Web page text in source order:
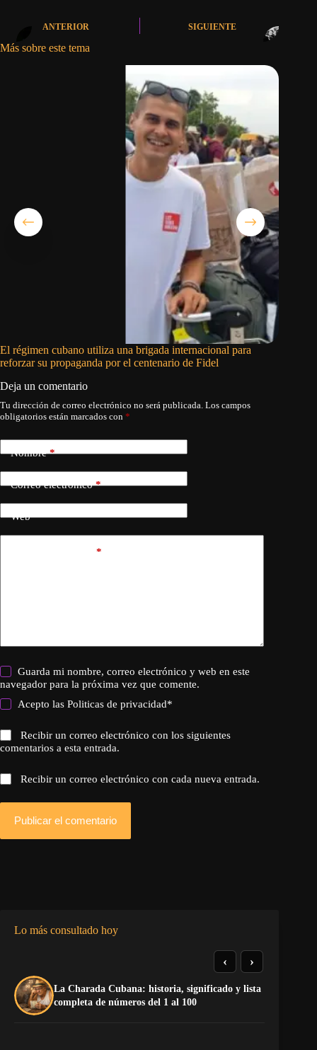
ANTERIOR SIGUIENTE
Más sobre este tema
El régimen cubano utiliza una brigada internacional para
reforzar su propaganda por el centenario de Fidel
Deja un comentario
Tu dirección de correo electrónico no será publicada. Los campos
obligatorios están marcados con *
Nombre*
Correo electrónico*
Web
*
Guarda mi nombre, correo electrónico y web en este
navegador para la próxima vez que comente.
Acepto lasPoliticas de privacidad*
Recibir un correo electrónico con los siguientes
comentarios a esta entrada.
Recibir un correo electrónico con cada nueva entrada.
Publicar el comentario
Lo más consultado hoy
La Charada Cubana: historia, significado y lista
completa de números del 1 al 100
‹ ›